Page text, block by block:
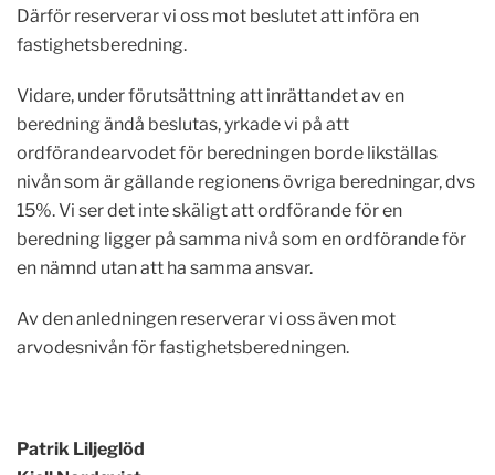
Därför reserverar vi oss mot beslutet att införa en
fastighetsberedning.
Vidare, under förutsättning att inrättandet av en
beredning ändå beslutas, yrkade vi på att
ordförandearvodet för beredningen borde likställas
nivån som är gällande regionens övriga beredningar, dvs
15%. Vi ser det inte skäligt att ordförande för en
beredning ligger på samma nivå som en ordförande för
en nämnd utan att ha samma ansvar.
Av den anledningen reserverar vi oss även mot
arvodesnivån för fastighetsberedningen.
Patrik Liljeglöd